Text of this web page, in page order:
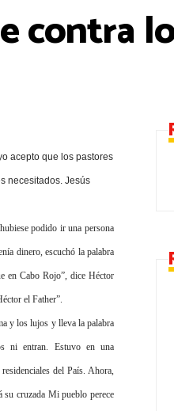
contra
acepto que los pastores
necesitados. Jesús
podido ir una persona
dinero, escuchó la palabra
en Cabo Rojo”, dice Héctor
el Father”.
y los lujos y lleva la palabra
ni entran. Estuvo en una
del País. Ahora,
cruzada Mi pueblo perece